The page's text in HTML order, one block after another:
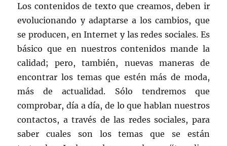
Los contenidos de texto que creamos, deben ir
evolucionando y adaptarse a los cambios, que
se producen, en Internet y las redes sociales. Es
básico que en nuestros contenidos mande la
calidad; pero, también, nuevas maneras de
encontrar los temas que estén más de moda,
más de actualidad. Sólo tendremos que
comprobar, día a día, de lo que hablan nuestros
contactos, a través de las redes sociales, para
saber cuales son los temas que se están